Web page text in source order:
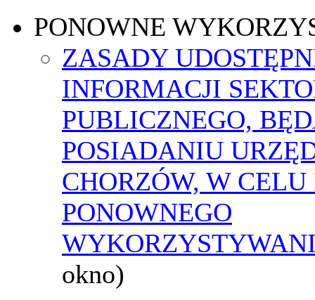
PONOWNE
ZASADY
INFORMACJI
PUBLICZNEGO,
POSIADANIU
CHORZÓW, W
PONOWNEGO
okno)